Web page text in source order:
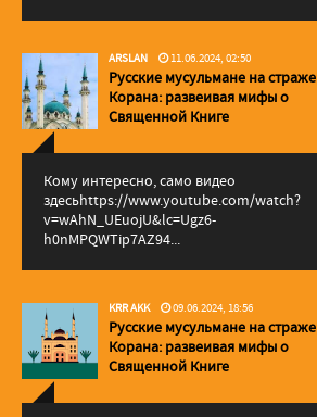
ARSLAN 11.06.2024, 02:50
Русские мусульмане на страже
Корана: pазвеивая мифы о
Священной Книге
Кому интересно, само видео
здесьhttps://www.youtube.com/watch?
v=wAhN_UEuojU&lc=Ugz6-
h0nMPQWTip7AZ94...
KRR AKK 09.06.2024, 18:56
Русские мусульмане на страже
Корана: pазвеивая мифы о
Священной Книге